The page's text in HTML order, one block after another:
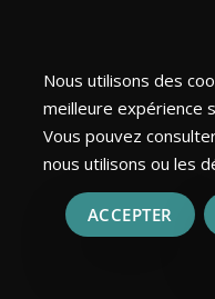
Bois Design
Nous utilisons des
meilleure expérience
Vous pouvez
nous utilisons ou les
ACCEPTER